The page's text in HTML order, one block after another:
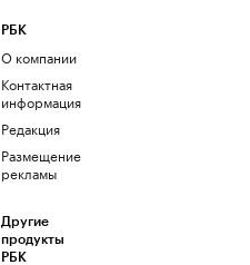
РБК
О компании
Контактная
информация
Редакция
Размещение
рекламы
Другие
продукты
РБК